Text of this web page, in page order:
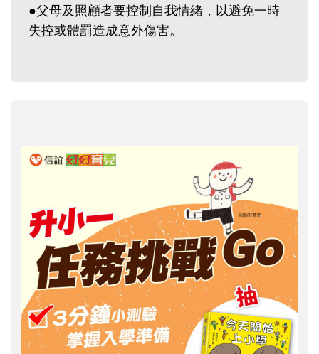
●父母及照顧者要控制自我情緒，以避免一時
失控或體罰造成意外傷害。